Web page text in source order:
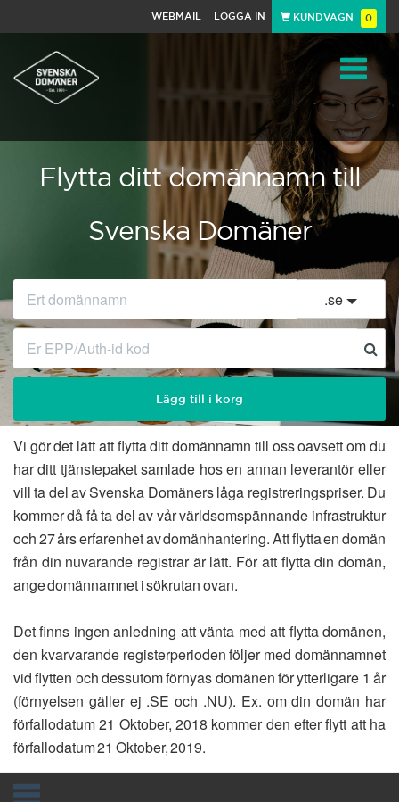
WEBMAIL LOGGA IN KUNDVAGN 0
Toggle
Flytta ditt domännamn till
Svenska Domäner
.se
Lägg till i korg
Vi gör det lätt att flytta ditt domännamn till oss oavsett om du
har ditt tjänstepaket samlade hos en annan leverantör eller
vill ta del av Svenska Domäners låga registreringspriser. Du
kommer då få ta del av vår världsomspännande infrastruktur
och 27 års erfarenhet av domänhantering. Att flytta en domän
från din nuvarande registrar är lätt. För att flytta din domän,
ange domännamnet i sökrutan ovan.
Det finns ingen anledning att vänta med att flytta domänen,
den kvarvarande registerperioden följer med domännamnet
vid flytten och dessutom förnyas domänen för ytterligare 1 år
(förnyelsen gäller ej .SE och .NU). Ex. om din domän har
förfallodatum 21 Oktober, 2018 kommer den efter flytt att ha
förfallodatum 21 Oktober, 2019.